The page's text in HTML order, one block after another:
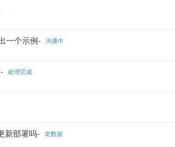
一个示例- 沟通中
处理完成
新部署吗- 老数据